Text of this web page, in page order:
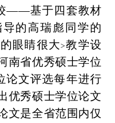
——基于四套教材
的高瑞彪同学的
眼睛很大>教学设
南省优秀硕士学位
论文评选每年进行
优秀硕士学位论文
文是全省范围内仅